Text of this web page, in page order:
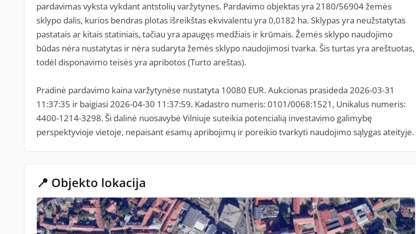
pardavimas vyksta vykdant antstolių varžytynes. Pardavimo objektas yra 2180/56904 žemės
sklypo dalis, kurios bendras plotas išreikštas ekvivalentu yra 0,0182 ha. Sklypas yra neužstatytas
pastatais ar kitais statiniais, tačiau yra apaugęs medžiais ir krūmais. Žemės sklypo naudojimo
būdas nėra nustatytas ir nėra sudaryta žemės sklypo naudojimosi tvarka. Šis turtas yra areštuotas,
todėl disponavimo teisės yra apribotos (Turto areštas).
Pradinė pardavimo kaina varžytynėse nustatyta 10080 EUR. Aukcionas prasideda 2026-03-31
11:37:35 ir baigiasi 2026-04-30 11:37:59. Kadastro numeris: 0101/0068:1521, Unikalus numeris:
4400-1214-3298. Ši dalinė nuosavybė Vilniuje suteikia potencialią investavimo galimybę
perspektyvioje vietoje, nepaisant esamų apribojimų ir poreikio tvarkyti naudojimo sąlygas ateityje.
📍 Objekto lokacija